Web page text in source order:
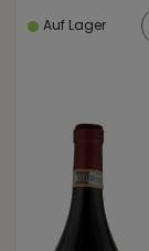
Auf Lager